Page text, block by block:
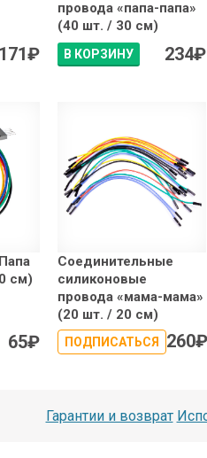
171₽
провода «папа-папа»
(40 шт. / 30 см)
В КОРЗИНУ 234₽
см)
65₽
Соединительные
силиконовые
провода «мама-мама»
(20 шт. / 20 см)
ПОДПИСАТЬСЯ 260₽
Гарантии и возврат